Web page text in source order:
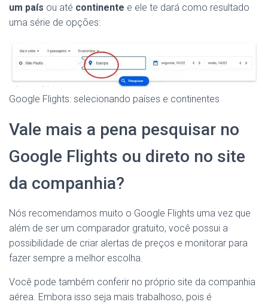
um país ou até continente e ele te dará como resultado
uma série de opções:
Google Flights: selecionando países e continentes
Vale mais a pena pesquisar no
Google Flights ou direto no site
da companhia?
Nós recomendamos muito o Google Flights uma vez que
além de ser um comparador gratuito, você possui a
possibilidade de criar alertas de preços e monitorar para
fazer sempre a melhor escolha.
Você pode também conferir no próprio site da companhia
aérea. Embora isso seja mais trabalhoso, pois é